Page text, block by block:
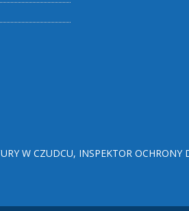
W CZUDCU, INSPEKTOR